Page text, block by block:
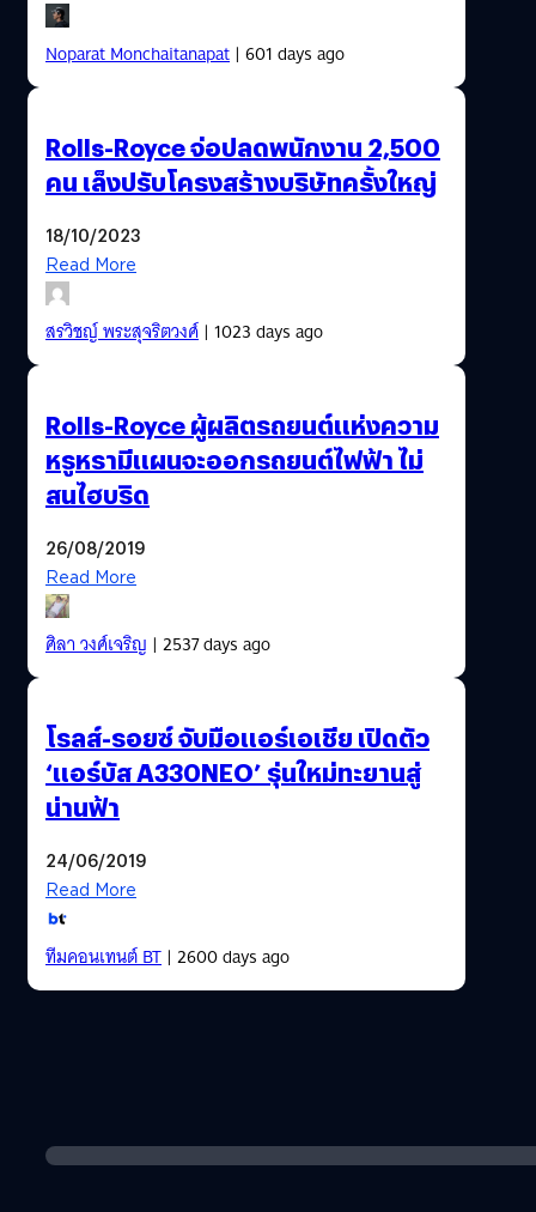
Noparat Monchaitanapat| 601 days ago
Rolls-Royce จ่อปลดพนักงาน 2,500
คน เล็งปรับโครงสร้างบริษัทครั้งใหญ่
18/10/2023
Read More
สรวิชญ์ พระสุจริตวงศ์| 1023 days ago
Rolls-Royce ผู้ผลิตรถยนต์แห่งความ
หรูหรามีแผนจะออกรถยนต์ไฟฟ้า ไม่
สนไฮบริด
26/08/2019
Read More
ศิลา วงศ์เจริญ | 2537 days ago
โรลส์-รอยซ์ จับมือแอร์เอเชีย เปิดตัว
‘แอร์บัส A330NEO’ รุ่นใหม่ทะยานสู่
น่านฟ้า
24/06/2019
Read More
ทีมคอนเทนต์ BT| 2600 days ago